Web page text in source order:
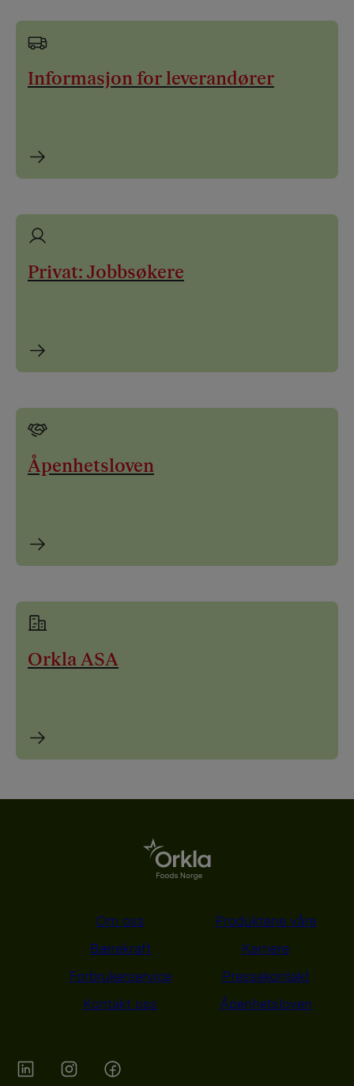
Informasjon for leverandører
Privat: Jobbsøkere
Åpenhetsloven
Orkla ASA
Om oss
Produktene våre
Bærekraft
Karriere
Forbrukerservice
Pressekontakt
Kontakt oss
Åpenhetsloven